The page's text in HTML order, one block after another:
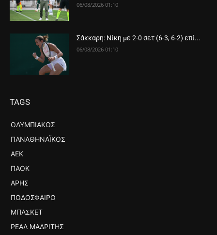
06/08/2026 01:10
Σάκκαρη: Νίκη με 2-0 σετ (6-3, 6-2) επί...
06/08/2026 01:10
TAGS
ΟΛΥΜΠΙΑΚΌΣ
ΠΑΝΑΘΗΝΑΪΚΌΣ
ΑΕΚ
ΠΑΟΚ
ΆΡΗΣ
ΠΟΔΌΣΦΑΙΡΟ
ΜΠΆΣΚΕΤ
ΡΕΆΛ ΜΑΔΡΊΤΗΣ